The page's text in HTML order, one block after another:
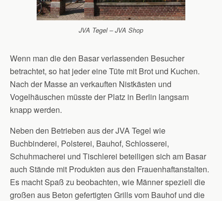
JVA Tegel – JVA Shop
Wenn man die den Basar verlassenden Besucher
betrachtet, so hat jeder eine Tüte mit Brot und Kuchen.
Nach der Masse an verkauften Nistkästen und
Vogelhäuschen müsste der Platz in Berlin langsam
knapp werden.
Neben den Betrieben aus der JVA Tegel wie
Buchbinderei, Polsterei, Bauhof, Schlosserei,
Schuhmacherei und Tischlerei beteiligen sich am Basar
auch Stände mit Produkten aus den Frauenhaftanstalten.
Es macht Spaß zu beobachten, wie Männer speziell die
großen aus Beton gefertigten Grills vom Bauhof und die